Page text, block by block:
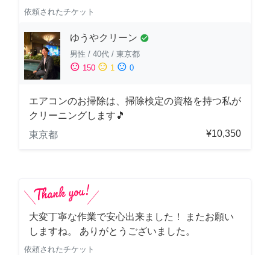
依頼されたチケット
ゆうやクリーン check_circle
男性 / 40代 / 東京都
sentiment_satisfied 150 sentiment_neutral 1 sentiment_dissatisfied 0
エアコンのお掃除は、掃除検定の資格を持つ私が
クリーニングします🎵
東京都
¥10,350
大変丁寧な作業で安心出来ました！ またお願い
しますね。 ありがとうございました。
依頼されたチケット